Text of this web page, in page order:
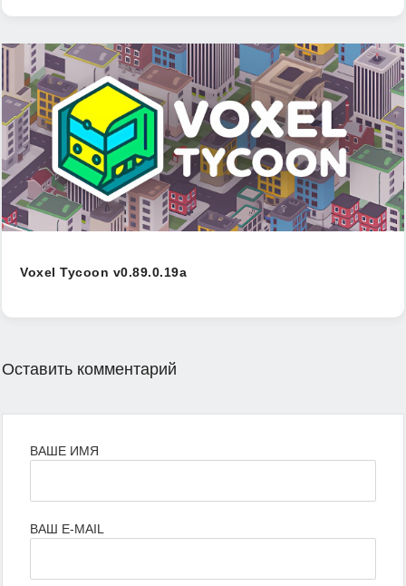
Voxel Tycoon v0.89.0.19a
Оставить комментарий
ВАШЕ ИМЯ
ВАШ E-MAIL